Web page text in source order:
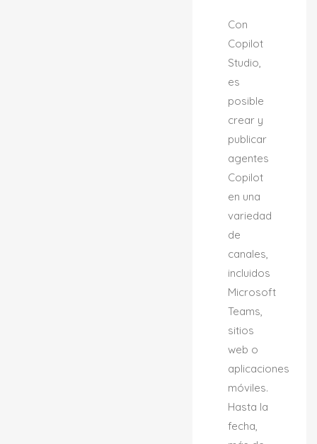
Con
Copilot
Studio,
es
posible
crear y
publicar
agentes
Copilot
en una
variedad
de
canales,
incluidos
Microsoft
Teams,
sitios
web o
aplicaciones
móviles.
Hasta la
fecha,